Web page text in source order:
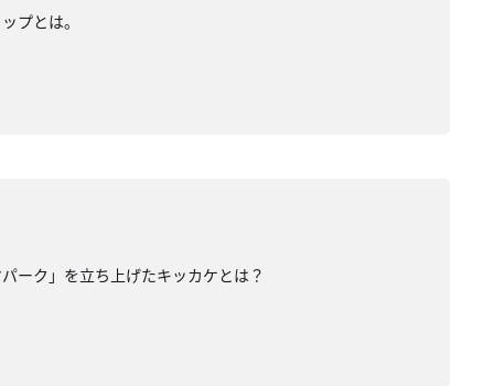
プとは。
ーク」を立ち上げたキッカケとは？